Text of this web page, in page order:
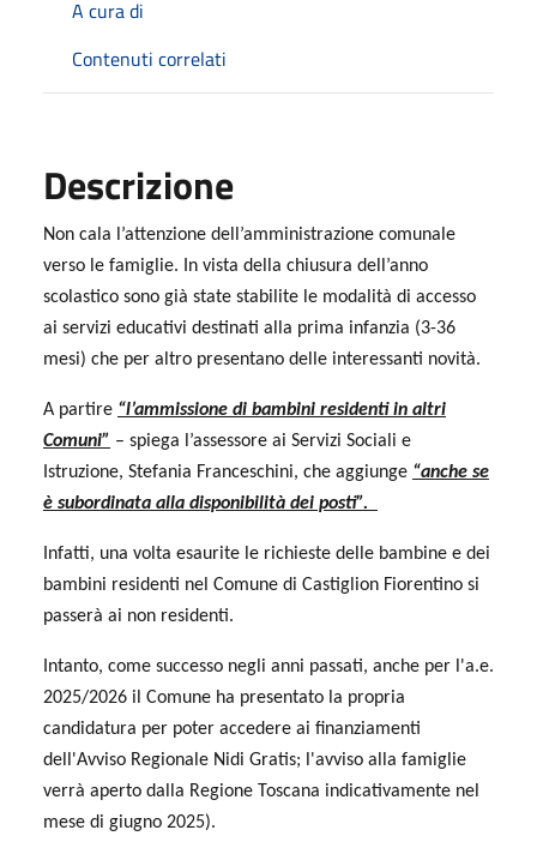
A cura di
Contenuti correlati
Descrizione
Non cala l’attenzione dell’amministrazione comunale
verso le famiglie. In vista della chiusura dell’anno
scolastico sono già state stabilite le modalità di accesso
ai servizi educativi destinati alla prima infanzia (3-36
mesi) che per altro presentano delle interessanti novità.
A partire “l’ammissione di bambini residenti in altri
Comuni” – spiega l’assessore ai Servizi Sociali e
Istruzione, Stefania Franceschini, che aggiunge “anche se
è subordinata alla disponibilità dei posti”.
Infatti, una volta esaurite le richieste delle bambine e dei
bambini residenti nel Comune di Castiglion Fiorentino si
passerà ai non residenti.
Intanto, come successo negli anni passati, anche per l'a.e.
2025/2026 il Comune ha presentato la propria
candidatura per poter accedere ai finanziamenti
dell'Avviso Regionale Nidi Gratis; l'avviso alla famiglie
verrà aperto dalla Regione Toscana indicativamente nel
mese di giugno 2025).